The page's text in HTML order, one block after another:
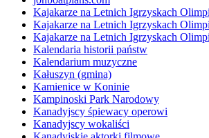
Kajakarze na Letnich Igrzyskach
Kajakarze na Letnich Igrzyskach
Kajakarze na Letnich Igrzyskach
Kalendaria historii państw
Kalendarium muzyczne
Kałuszyn (gmina)
Kamienice w Koninie
Kampinoski Park Narodowy
Kanadyjscy śpiewacy operowi
Kanadyjscy wokaliści